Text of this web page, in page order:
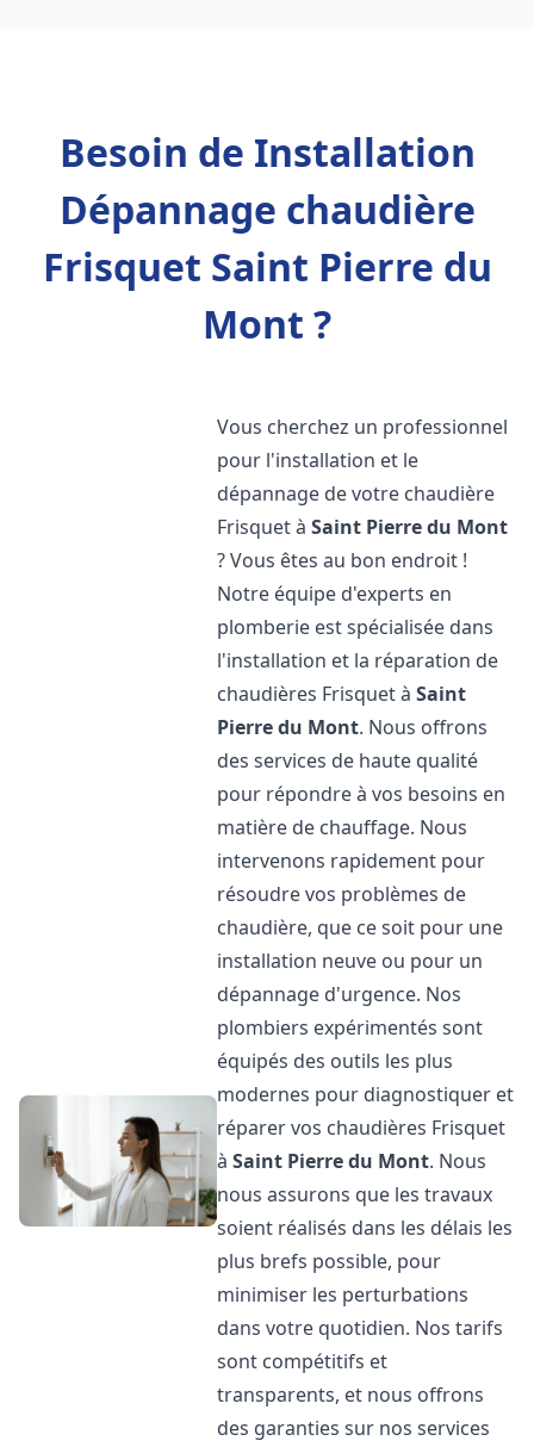
Besoin de Installation
Dépannage chaudière
Frisquet Saint Pierre du
Mont ?
Vous cherchez un professionnel
pour l'installation et le
dépannage de votre chaudière
Frisquet àSaint Pierre du Mont
? Vous êtes au bon endroit !
Notre équipe d'experts en
plomberie est spécialisée dans
l'installation et la réparation de
chaudières Frisquet àSaint
Pierre du Mont. Nous offrons
des services de haute qualité
pour répondre à vos besoins en
matière de chauffage. Nous
intervenons rapidement pour
résoudre vos problèmes de
chaudière, que ce soit pour une
installation neuve ou pour un
dépannage d'urgence. Nos
plombiers expérimentés sont
équipés des outils les plus
modernes pour diagnostiquer et
réparer vos chaudières Frisquet
àSaint Pierre du Mont. Nous
nous assurons que les travaux
soient réalisés dans les délais les
plus brefs possible, pour
minimiser les perturbations
dans votre quotidien. Nos tarifs
sont compétitifs et
transparents, et nous offrons
des garanties sur nos services